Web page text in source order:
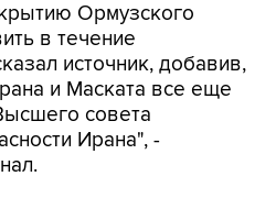
Ормузского
в течение
источник, добавив,
и Маската все еще
совета
Ирана", -